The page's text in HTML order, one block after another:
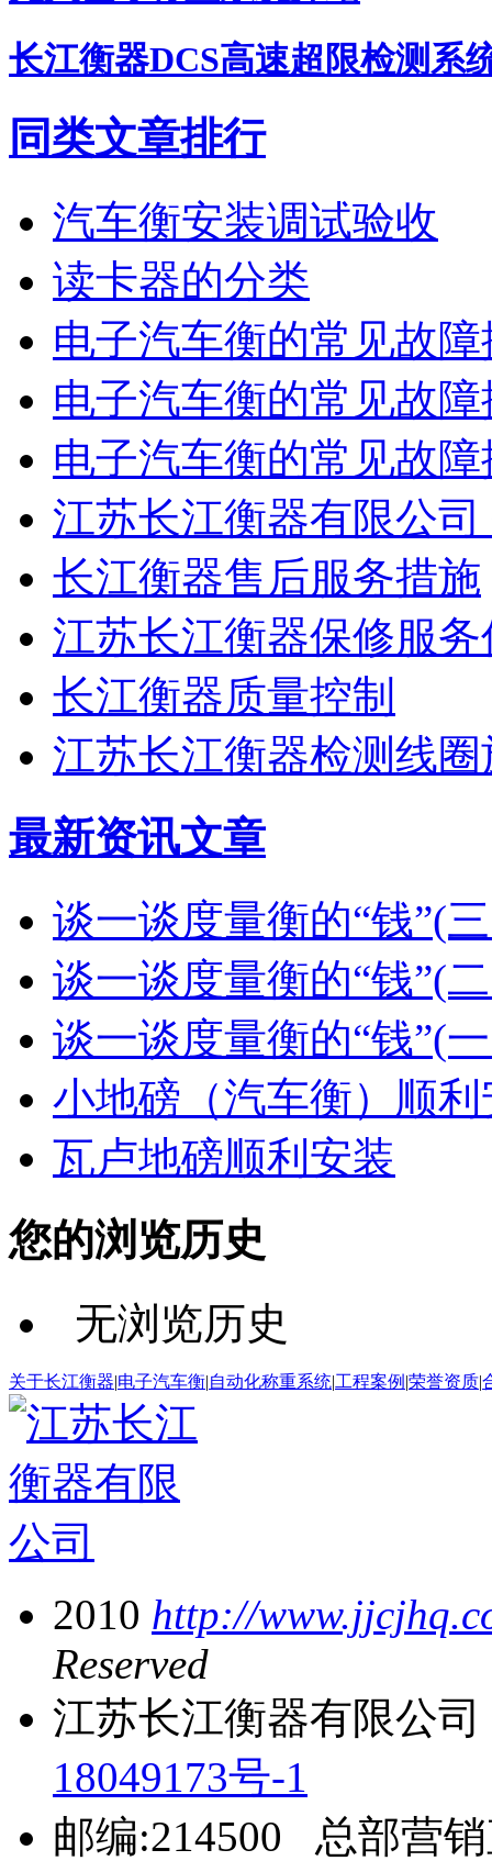
长江衡器DCS高速超限检测系
同类文章排行
汽车衡安装调试验收
读卡器的分类
电子汽车衡的常见故障
电子汽车衡的常见故障
电子汽车衡的常见故障
江苏长江衡器有限公
长江衡器售后服务措施
江苏长江衡器保修服务
长江衡器质量控制
江苏长江衡器检测线圈
最新资讯文章
谈一谈度量衡的“钱”(
谈一谈度量衡的“钱”(
谈一谈度量衡的“钱”(
小地磅（汽车衡）顺利
瓦卢地磅顺利安装
您的浏览历史
无浏览历史
关于长江衡器|电子汽车衡|自动化称重系统|工程案例 |荣誉资质|
2010 http://
Reserved
江苏长江衡器有限公
18049173号-1
邮编:214500 总部营